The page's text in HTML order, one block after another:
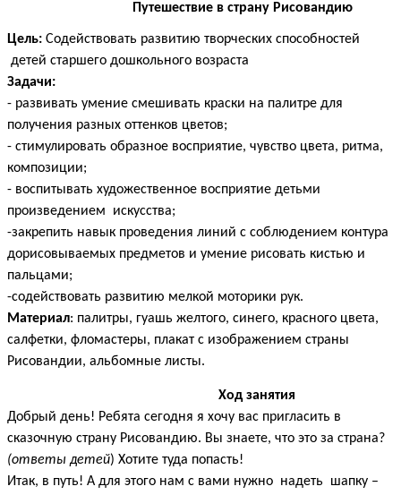
Путешествие в страну Рисовандию
Цель: Содействовать развитию творческих способностей
детей старшего дошкольного возраста
Задачи:
- развивать умение смешивать краски на палитре для
получения разных оттенков цветов;
- стимулировать образное восприятие, чувство цвета, ритма,
композиции;
- воспитывать художественное восприятие детьми
произведением искусства;
-закрепить навык проведения линий с соблюдением контура
дорисовываемых предметов и умение рисовать кистью и
пальцами;
-содействовать развитию мелкой моторики рук.
Материал: палитры, гуашь желтого, синего, красного цвета,
салфетки, фломастеры, плакат с изображением страны
Рисовандии, альбомные листы.
Ход занятия
Добрый день! Ребята сегодня я хочу вас пригласить в
сказочную страну Рисовандию. Вы знаете, что это за страна?
(ответы детей) Хотите туда попасть!
Итак, в путь! А для этого нам с вами нужно надеть шапку –